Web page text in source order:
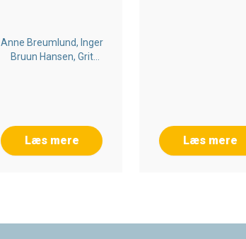
Anne Breumlund, Inger
Bruun Hansen, Grit
Læs mere Læs mere